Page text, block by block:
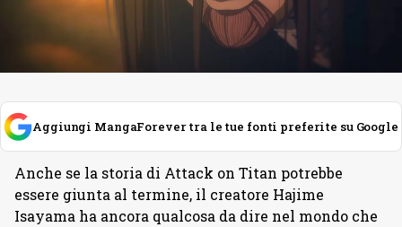
Aggiungi MangaForever tra le tue fonti preferite su Google
Anche se la storia di Attack on Titan potrebbe
essere giunta al termine, il creatore Hajime
Isayama ha ancora qualcosa da dire nel mondo che